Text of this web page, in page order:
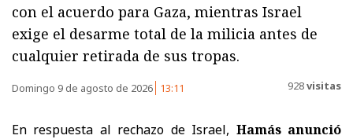
con el acuerdo para Gaza, mientras Israel
exige el desarme total de la milicia antes de
cualquier retirada de sus tropas.
Domingo 9 de agosto de 2026 13:11 928visitas
En respuesta al rechazo de Israel, Hamás anunció